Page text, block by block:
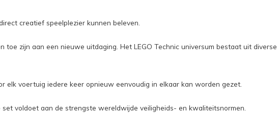
creatief speelplezier kunnen beleven.
zijn aan een nieuwe uitdaging. Het LEGO Technic universum bestaat uit
elk voertuig iedere keer opnieuw eenvoudig in elkaar kan worden gezet.
voldoet aan de strengste wereldwijde veiligheids- en kwaliteitsnormen.